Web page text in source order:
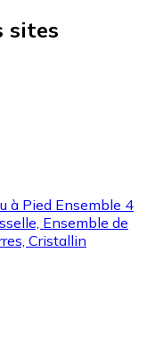
sites
à Pied Ensemble 4
Ensemble de
Cristallin